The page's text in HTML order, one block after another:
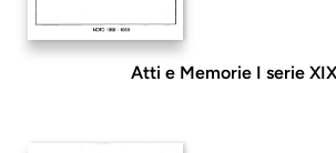
Atti e Memorie I serie